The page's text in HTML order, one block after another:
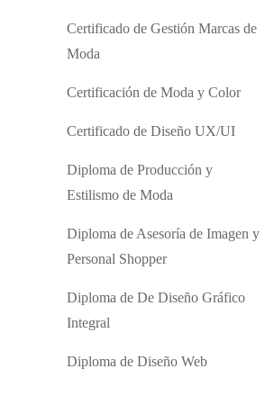
Certificado de Gestión Marcas de
Moda
Certificación de Moda y Color
Certificado de Diseño UX/UI
Diploma de Producción y
Estilismo de Moda
Diploma de Asesoría de Imagen y
Personal Shopper
Diploma de De Diseño Gráfico
Integral
Diploma de Diseño Web